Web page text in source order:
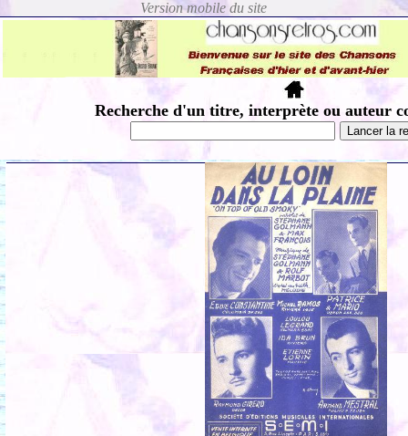
Recherche d'un titre, interprète ou auteur